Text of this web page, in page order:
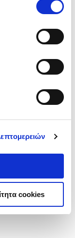
με την
σχετικά με
cookies